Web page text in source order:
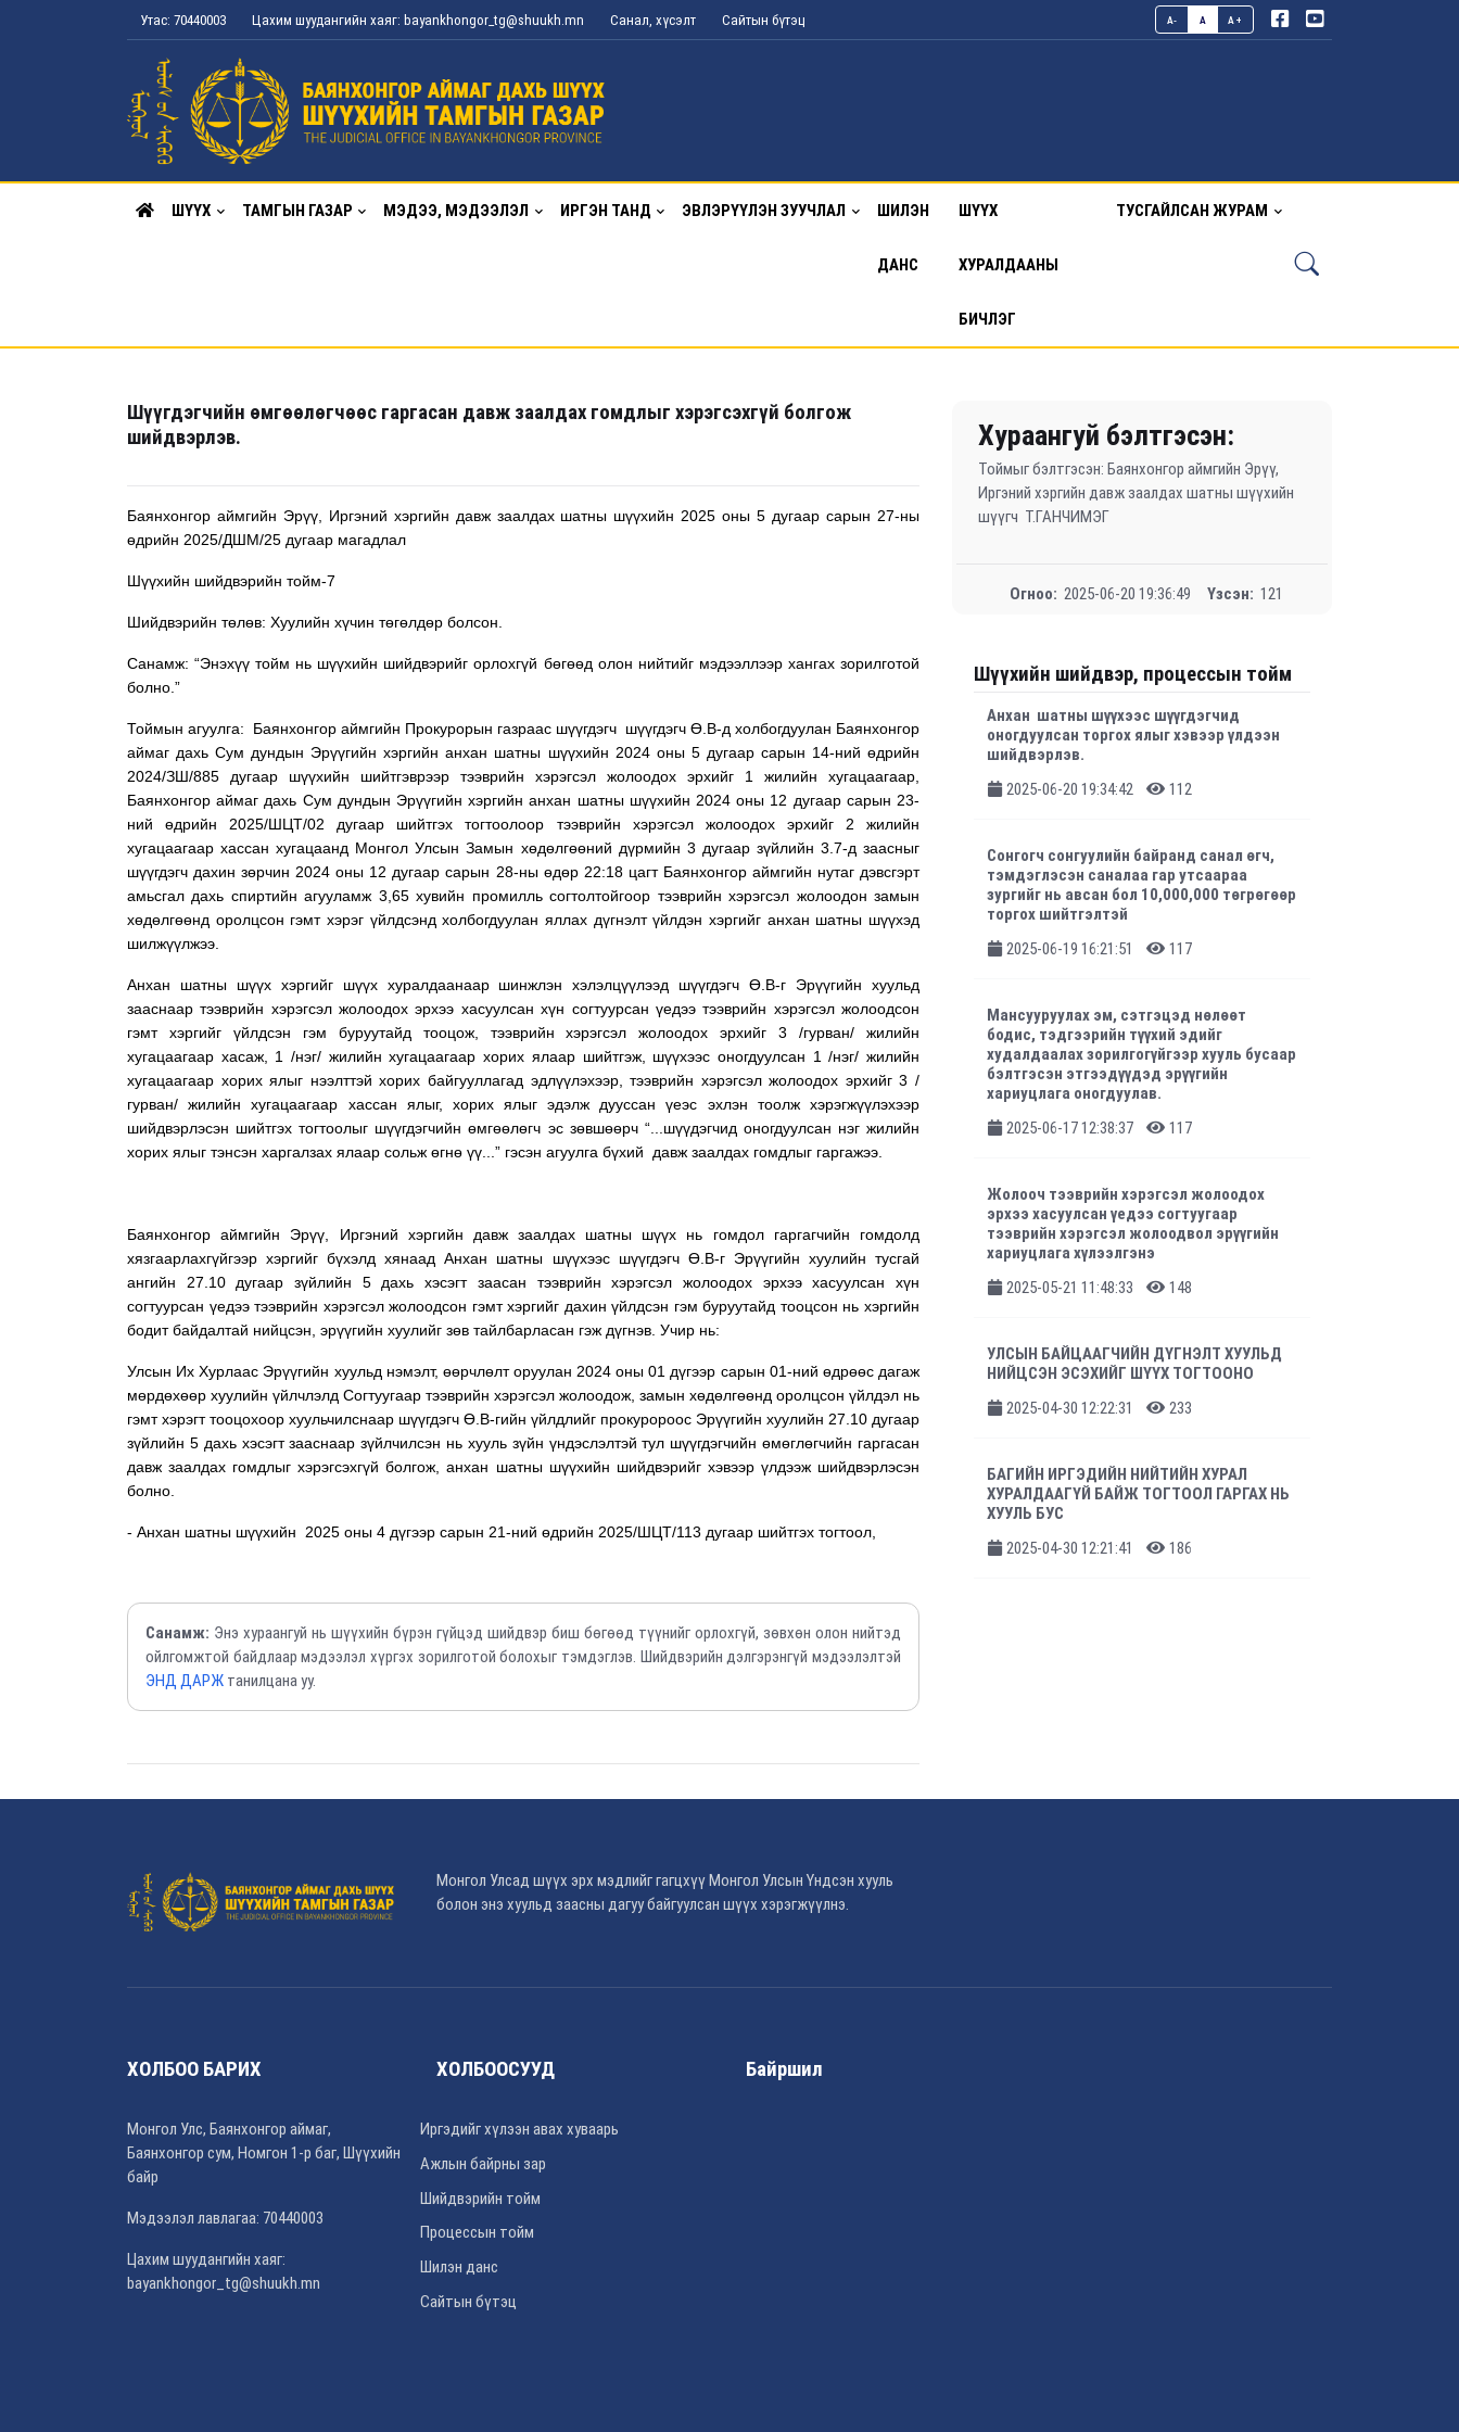
Утас: 70440003 Цахим шуудангийн хаяг: bayankhongor_tg@shuukh.mn Санал, хүсэлт Сайтын бүтэц A- A A+
ШҮҮХ ТАМГЫН ГАЗАР МЭДЭЭ, МЭДЭЭЛЭЛ ИРГЭН ТАНД ЭВЛЭРҮҮЛЭН ЗУУЧЛАЛ ШИЛЭН
ДАНС
ШҮҮХ
ХУРАЛДААНЫ
БИЧЛЭГ
ТУСГАЙЛСАН ЖУРАМ
Шүүгдэгчийн өмгөөлөгчөөс гаргасан давж заалдах гомдлыг хэрэгсэхгүй болгож
шийдвэрлэв.
Баянхонгор аймгийн Эрүү, Иргэний хэргийн давж заалдах шатны шүүхийн 2025 оны 5 дугаар сарын 27-ны
өдрийн 2025/ДШМ/25 дугаар магадлал
Шүүхийн шийдвэрийн тойм-7
Шийдвэрийн төлөв: Хуулийн хүчин төгөлдөр болсон.
Санамж: “Энэхүү тойм нь шүүхийн шийдвэрийг орлохгүй бөгөөд олон нийтийг мэдээллээр хангах зорилготой
болно.”
Тоймын агуулга: Баянхонгор аймгийн Прокурорын газраас шүүгдэгч шүүгдэгч Ө.В-д холбогдуулан Баянхонгор
аймаг дахь Сум дундын Эрүүгийн хэргийн анхан шатны шүүхийн 2024 оны 5 дугаар сарын 14-ний өдрийн
2024/ЗШ/885 дугаар шүүхийн шийтгэврээр тээврийн хэрэгсэл жолоодох эрхийг 1 жилийн хугацаагаар,
Баянхонгор аймаг дахь Сум дундын Эрүүгийн хэргийн анхан шатны шүүхийн 2024 оны 12 дугаар сарын 23-
ний өдрийн 2025/ШЦТ/02 дугаар шийтгэх тогтоолоор тээврийн хэрэгсэл жолоодох эрхийг 2 жилийн
хугацаагаар хассан хугацаанд Монгол Улсын Замын хөдөлгөөний дүрмийн 3 дугаар зүйлийн 3.7-д заасныг
шүүгдэгч дахин зөрчин 2024 оны 12 дугаар сарын 28-ны өдөр 22:18 цагт Баянхонгор аймгийн нутаг дэвсгэрт
амьсгал дахь спиртийн агууламж 3,65 хувийн промилль согтолтойгоор тээврийн хэрэгсэл жолоодон замын
хөдөлгөөнд оролцсон гэмт хэрэг үйлдсэнд холбогдуулан яллах дүгнэлт үйлдэн хэргийг анхан шатны шүүхэд
шилжүүлжээ.
Анхан шатны шүүх хэргийг шүүх хуралдаанаар шинжлэн хэлэлцүүлээд шүүгдэгч Ө.В-г Эрүүгийн хуульд
зааснаар тээврийн хэрэгсэл жолоодох эрхээ хасуулсан хүн согтуурсан үедээ тээврийн хэрэгсэл жолоодсон
гэмт хэргийг үйлдсэн гэм буруутайд тооцож, тээврийн хэрэгсэл жолоодох эрхийг 3 /гурван/ жилийн
хугацаагаар хасаж, 1 /нэг/ жилийн хугацаагаар хорих ялаар шийтгэж, шүүхээс оногдуулсан 1 /нэг/ жилийн
хугацаагаар хорих ялыг нээлттэй хорих байгууллагад эдлүүлэхээр, тээврийн хэрэгсэл жолоодох эрхийг 3 /
гурван/ жилийн хугацаагаар хассан ялыг, хорих ялыг эдэлж дууссан үеэс эхлэн тоолж хэрэгжүүлэхээр
шийдвэрлэсэн шийтгэх тогтоолыг шүүгдэгчийн өмгөөлөгч эс зөвшөөрч “...шүүдэгчид оногдуулсан нэг жилийн
хорих ялыг тэнсэн харгалзах ялаар сольж өгнө үү...” гэсэн агуулга бүхий давж заалдах гомдлыг гаргажээ.
Баянхонгор аймгийн Эрүү, Иргэний хэргийн давж заалдах шатны шүүх нь гомдол гаргагчийн гомдолд
хязгаарлахгүйгээр хэргийг бүхэлд хянаадАнхан шатны шүүхээс шүүгдэгч Ө.В-г Эрүүгийн хуулийн тусгай
ангийн 27.10 дугаар зүйлийн 5 дахь хэсэгт заасан тээврийн хэрэгсэл жолоодох эрхээ хасуулсан хүн
согтуурсан үедээ тээврийн хэрэгсэл жолоодсон гэмт хэргийг дахин үйлдсэн гэм буруутайд тооцсон нь хэргийн
бодит байдалтай нийцсэн, эрүүгийн хуулийг зөв тайлбарласан гэж дүгнэв. Учир нь:
Улсын Их Хурлаас Эрүүгийн хуульд нэмэлт, өөрчлөлт оруулан 2024 оны 01 дүгээр сарын 01-ний өдрөөс дагаж
мөрдөхөөр хуулийн үйлчлэлд Согтуугаар тээврийн хэрэгсэл жолоодож, замын хөдөлгөөнд оролцсон үйлдэл нь
гэмт хэрэгт тооцохоор хуульчилснаар шүүгдэгч Ө.В-гийн үйлдлийг прокуророос Эрүүгийн хуулийн 27.10 дугаар
зүйлийн 5 дахь хэсэгт зааснаар зүйлчилсэн нь хууль зүйн үндэслэлтэй тул шүүгдэгчийн өмөглөгчийн гаргасан
давж заалдах гомдлыг хэрэгсэхгүй болгож, анхан шатны шүүхийн шийдвэрийг хэвээр үлдээж шийдвэрлэсэн
болно.
- Анхан шатны шүүхийн 2025 оны 4 дүгээр сарын 21-ний өдрийн 2025/ШЦТ/113 дугаар шийтгэх тогтоол,
Санамж: Энэ хураангуй нь шүүхийн бүрэн гүйцэд шийдвэр биш бөгөөд түүнийг орлохгүй, зөвхөн олон нийтэд
ойлгомжтой байдлаар мэдээлэл хүргэх зорилготой болохыг тэмдэглэв. Шийдвэрийн дэлгэрэнгүй мэдээлэлтэй
ЭНД ДАРЖ танилцана уу.
Хураангуй бэлтгэсэн:
Тоймыг бэлтгэсэн: Баянхонгор аймгийн Эрүү,
Иргэний хэргийн давж заалдах шатны шүүхийн
шүүгч Т.ГАНЧИМЭГ
Огноо: 2025-06-20 19:36:49 Үзсэн: 121
Шүүхийн шийдвэр, процессын тойм
Анхан шатны шүүхээс шүүгдэгчид
оногдуулсан торгох ялыг хэвээр үлдээн
шийдвэрлэв.
2025-06-20 19:34:42
112
Сонгогч сонгуулийн байранд санал өгч,
тэмдэглэсэн саналаа гар утсаараа
зургийг нь авсан бол 10,000,000 төгрөгөөр
торгох шийтгэлтэй
2025-06-19 16:21:51
117
Мансууруулах эм, сэтгэцэд нөлөөт
бодис, тэдгээрийн түүхий эдийг
худалдаалах зорилгогүйгээр хууль бусаар
бэлтгэсэн этгээдүүдэд эрүүгийн
хариуцлага оногдуулав.
2025-06-17 12:38:37
117
Жолооч тээврийн хэрэгсэл жолоодох
эрхээ хасуулсан үедээ согтуугаар
тээврийн хэрэгсэл жолоодвол эрүүгийн
хариуцлага хүлээлгэнэ
2025-05-21 11:48:33
148
УЛСЫН БАЙЦААГЧИЙН ДҮГНЭЛТ ХУУЛЬД
НИЙЦСЭН ЭСЭХИЙГ ШҮҮХ ТОГТООНО
2025-04-30 12:22:31
233
БАГИЙН ИРГЭДИЙН НИЙТИЙН ХУРАЛ
ХУРАЛДААГҮЙ БАЙЖ ТОГТООЛ ГАРГАХ НЬ
ХУУЛЬ БУС
2025-04-30 12:21:41
186
Монгол Улсад шүүх эрх мэдлийг гагцхүү Монгол Улсын Үндсэн хууль
болон энэ хуульд заасны дагуу байгуулсан шүүх хэрэгжүүлнэ.
ХОЛБОО БАРИХ
Монгол Улс, Баянхонгор аймаг,
Баянхонгор сум, Номгон 1-р баг, Шүүхийн
байр
Мэдээлэл лавлагаа: 70440003
Цахим шуудангийн хаяг:
bayankhongor_tg@shuukh.mn
ХОЛБООСУУД
Иргэдийг хүлээн авах хуваарь
Ажлын байрны зар
Шийдвэрийн тойм
Процессын тойм
Шилэн данс
Сайтын бүтэц
Байршил